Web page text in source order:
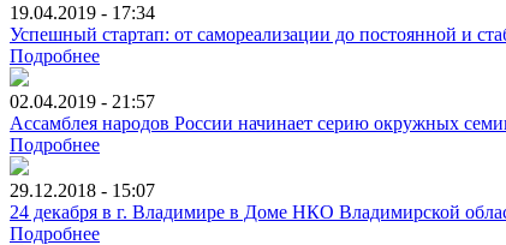
19.04.2019 - 17:34
Успешный стартап: от самореализации до постоянной и
Подробнее
02.04.2019 - 21:57
Ассамблея народов России начинает серию окружных
Подробнее
29.12.2018 - 15:07
24 декабря в г. Владимире в Доме НКО Владимирской
Подробнее